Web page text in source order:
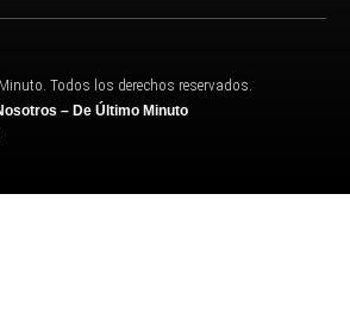
Todos los derechos reservados.
– De Último Minuto